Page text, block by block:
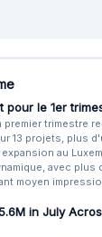
pour le 1er
trimestre
13 projets, plus
au
avec plus
moyen
in July